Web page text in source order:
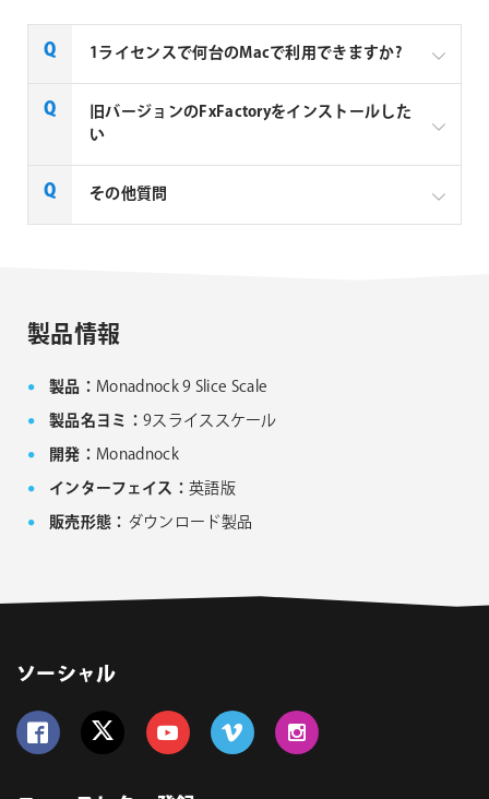
1ライセンスで何台のMacで利用できますか?
Noise Industries社製品、FxFactory プラグインファミ
リー製品は、1ライセンスにつき1台のMacでのみ使用
旧バージョンのFxFactoryをインストールした
い
FxFactory 旧バージョンインストーラーページよりご
その他質問
製品情報
製品： Monadnock 9 Slice Scale
製品名ヨミ： 9スライススケール
開発： Monadnock
インターフェイス： 英語版
販売形態： ダウンロード製品
ソーシャル